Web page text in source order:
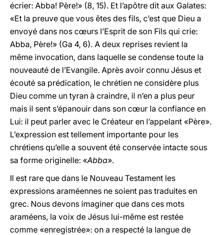
écrier: Abba! Père!» (8, 15). Et l’apôtre dit aux Galates:
«Et la preuve que vous êtes des fils, c’est que Dieu a
envoyé dans nos cœurs l’Esprit de son Fils qui crie:
Abba, Père!» (Ga 4, 6). A deux reprises revient la
même invocation, dans laquelle se condense toute la
nouveauté de l’Evangile. Après avoir connu Jésus et
écouté sa prédication, le chrétien ne considère plus
Dieu comme un tyran à craindre, il n’en a plus peur
mais il sent s’épanouir dans son cœur la confiance en
Lui: il peut parler avec le Créateur en l’appelant «Père».
L’expression est tellement importante pour les
chrétiens qu’elle a souvent été conservée intacte sous
sa forme originelle: «Abba».
Il est rare que dans le Nouveau Testament les
expressions araméennes ne soient pas traduites en
grec. Nous devons imaginer que dans ces mots
araméens, la voix de Jésus lui-même est restée
comme «enregistrée»: on a respecté la langue de